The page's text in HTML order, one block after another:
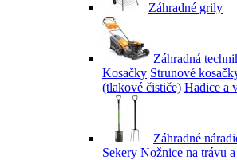
Záhradné grily
Záhradná
Kosačky Strunové
(tlakové čističe) Hadice a
Záhradné
Sekery Nožnice na trávu